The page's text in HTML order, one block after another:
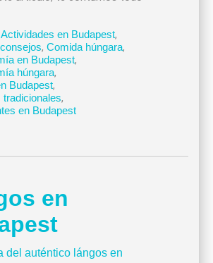
Actividades en Budapest,
, Comida húngara,
en Budapest,
húngara,
Budapest,
tradicionales,
en Budapest
en